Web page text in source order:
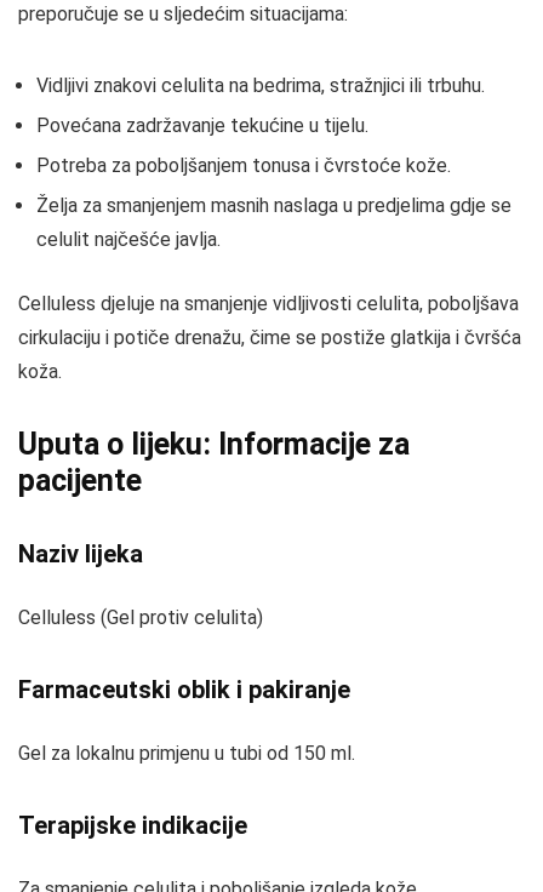
preporučuje se u sljedećim situacijama:
Vidljivi znakovi celulita na bedrima, stražnjici ili trbuhu.
Povećana zadržavanje tekućine u tijelu.
Potreba za poboljšanjem tonusa i čvrstoće kože.
Želja za smanjenjem masnih naslaga u predjelima gdje se
celulit najčešće javlja.
Celluless djeluje na smanjenje vidljivosti celulita, poboljšava
cirkulaciju i potiče drenažu, čime se postiže glatkija i čvršća
koža.
Uputa o lijeku: Informacije za
pacijente
Naziv lijeka
Celluless (Gel protiv celulita)
Farmaceutski oblik i pakiranje
Gel za lokalnu primjenu u tubi od 150 ml.
Terapijske indikacije